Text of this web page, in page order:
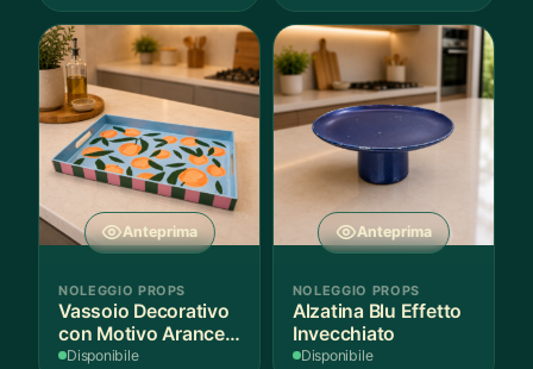
Anteprima
NOLEGGIO PROPS
Vassoio Decorativo
con Motivo Arance e
Foglie
Disponibile
Anteprima
NOLEGGIO PROPS
Alzatina Blu Effetto
Invecchiato
Disponibile